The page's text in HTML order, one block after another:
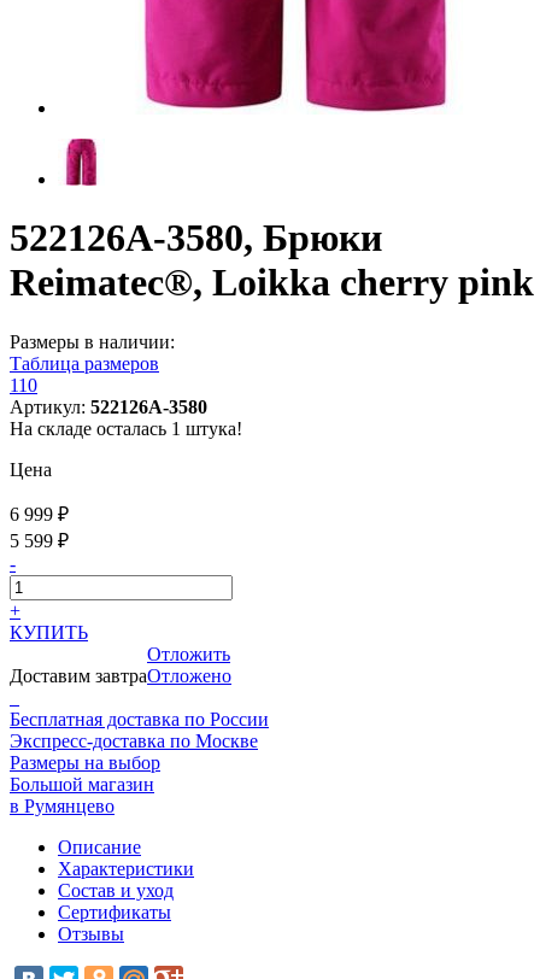
522126A-3580, Брюки
Reimatec®, Loikka cherry pink
Размеры в наличии:
Таблица размеров
110
Артикул: 522126A-3580
На складе осталась 1 штука!
Цена
6 999 ₽
5 599 ₽
-
+
КУПИТЬ
Доставим завтра
Отложить
Отложено
Бесплатная доставка по России
Экспресс-доставка по Москве
Размеры на выбор
Большой магазин
в Румянцево
Описание
Характеристики
Состав и уход
Сертификаты
Отзывы